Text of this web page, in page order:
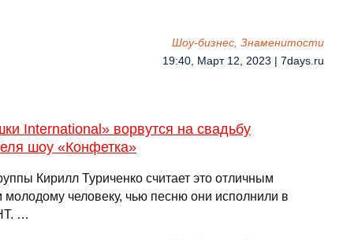
Шоу-бизнес, Знаменитости
19:40, Март 12, 2023 | 7days.ru
International» ворвутся на свадьбу
шоу «Конфетка»
Кирилл Туриченко считает это отличным
молодому человеку, чью песню они исполнили в
…